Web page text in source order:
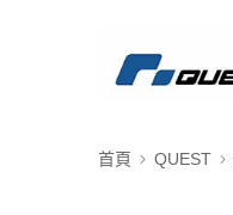
首頁 QUEST